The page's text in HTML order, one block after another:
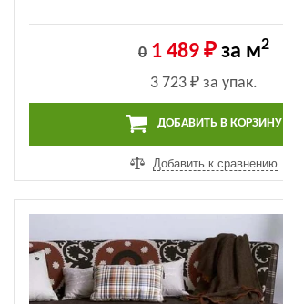
0 1 489 ₽ за м2
3 723 ₽ за упак.
ДОБАВИТЬ В КОРЗИНУ
Добавить к сравнению